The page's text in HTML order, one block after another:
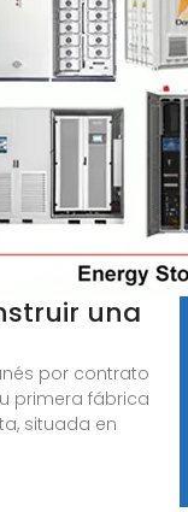
una
por contrato
primera fábrica
situada en